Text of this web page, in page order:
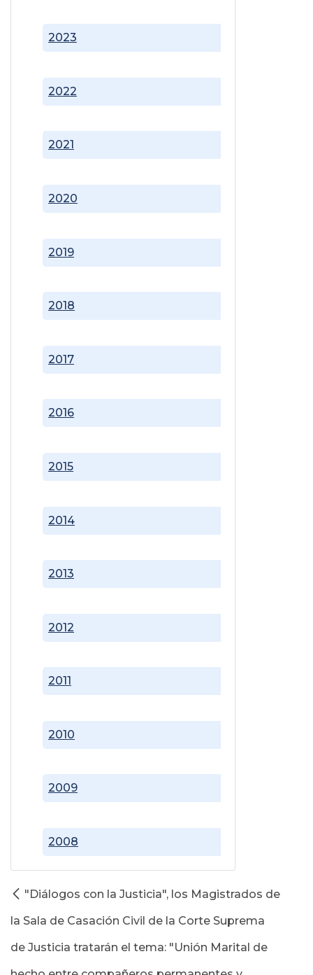
2008
2009
2010
2011
2012
2013
2014
2015
2016
2017
2018
2019
2020
2021
2022
2023
"Diálogos con la Justicia", los Magistrados de
la Sala de Casación Civil de la Corte Suprema
de Justicia tratarán el tema: "Unión Marital de